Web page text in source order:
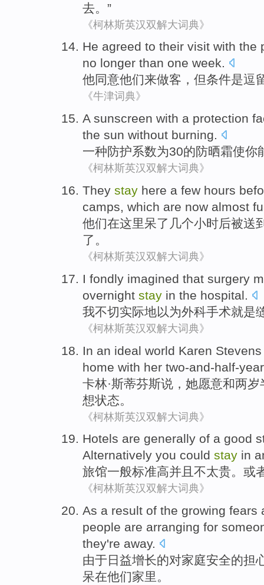
去 。”
《柯林斯英汉双解大词典》
He agreed to their visit with the
no longer than one week.
他同意他们来做客 ，但条件是逗
《牛津词典》
A sunscreen with a protection
the sun without burning.
一种防护系数为30的防晒霜使你
《柯林斯英汉双解大词典》
They stay here a few hours
camps, which are now almost
他们在这里呆了 几个小时后被送
了。
《柯林斯英汉双解大词典》
I fondly imagined that surgery
overnight stay in the hospital.
我不切实际地以为外科手术就是
《柯林斯英汉双解大词典》
In an ideal world Karen Stevens
home with her two-and-half-
卡林·斯蒂芬斯说 ， 她愿意和两岁
想状态。
《柯林斯英汉双解大词典》
Hotels are generally of a good
Alternatively you could stay in
旅馆一般标准高并且 不太贵。 或
《柯林斯英汉双解大词典》
As a result of the growing fears
people are arranging for
they're away.
由于 日益增长的对家庭安全的担
呆在他们家里。